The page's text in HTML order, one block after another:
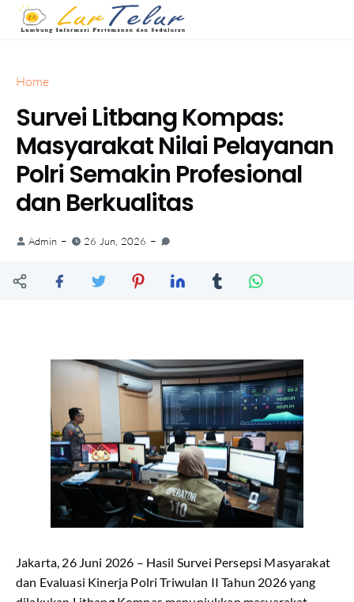
Home
Survei Litbang Kompas:
Masyarakat Nilai Pelayanan
Polri Semakin Profesional
dan Berkualitas
Admin 26 Jun, 2026
Jakarta, 26 Juni 2026 – Hasil Survei Persepsi Masyarakat
dan Evaluasi Kinerja Polri Triwulan II Tahun 2026 yang